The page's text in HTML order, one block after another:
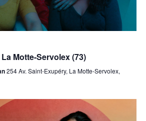
Motte-Servolex (73)
254 Av. Saint-Exupéry, La Motte-Servolex,